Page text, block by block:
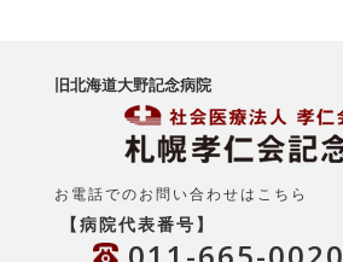
旧北海道大野記念病院
お電話でのお問い合わせはこちら
【病院代表番号】